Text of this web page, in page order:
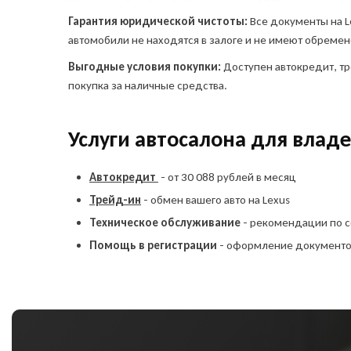
Гарантия юридической чистоты: Все документы на
автомобили не находятся в залоге и не имеют
Выгодные условия покупки: Доступен автокредит,
покупка за наличные средства.
Услуги автосалона для
Автокредит - от 30 088 рублей в месяц
Трейд-ин - обмен вашего авто на Lexus
Техническое обслуживание - рекомендации по
Помощь в регистрации - оформление